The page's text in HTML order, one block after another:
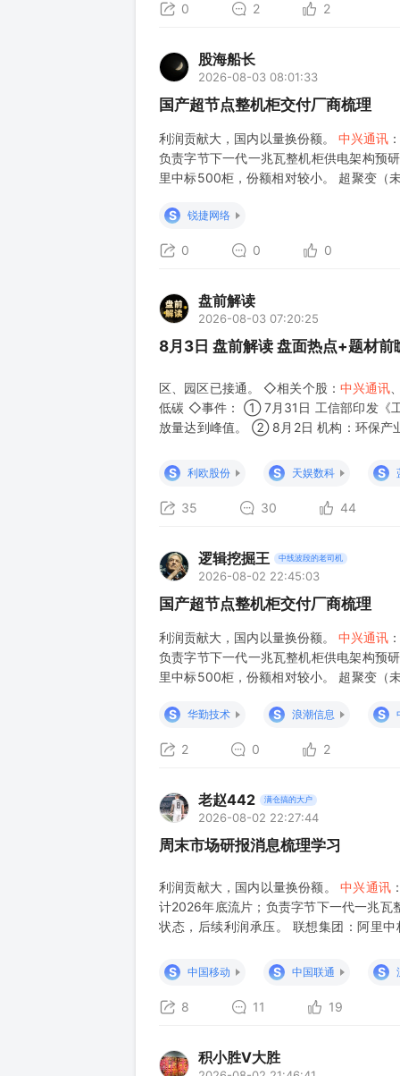
0 2 2
股海船长
2026-08-03 08:01:33
国产超节点整机柜交付厂商梳理
利润贡献大，国内以量换份额。 中兴通讯
负责字节下一代一兆瓦整机柜供电架构预
里中标500柜，份额相对较小。 超聚变（
S
锐捷网络
0 0 0
盘前解读
2026-08-03 07:20:25
8月3日 盘前解读 盘面热点+题材
区、园区已接通。 ◇相关个股： 中兴通讯
低碳 ◇事件： ① 7月31日 工信部印发《
放量达到峰值。 ② 8月2日 机构：环保产
涨跌停数、市场量能 找规律，分
S 利欧股份 S 天娱数科 S
35 30 44
逻辑挖掘王 中线波段的老司机
2026-08-02 22:45:03
国产超节点整机柜交付厂商梳理
利润贡献大，国内以量换份额。 中兴通讯
负责字节下一代一兆瓦整机柜供电架构预
里中标500柜，份额相对较小。 超聚变（
S
华勤技术 S 浪潮信息 S
2 0 2
老赵442 满仓搞的大户
2026-08-02 22:27:44
周末市场研报消息梳理学习
利润贡献大，国内以量换份额。 中兴通讯
计2026年底流片；负责字节下一代一兆瓦
状态，后续利润承压。 联想集团：阿里
950DT
S 中国移动 S 中国联通 S
8 11 19
积小胜V大胜